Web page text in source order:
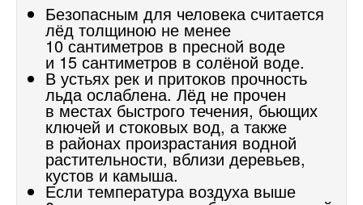
Безопасным для человека считается
лёд толщиною не менее
10 сантиметров в пресной воде
и 15 сантиметров в солёной воде.
В устьях рек и притоков прочность
льда ослаблена. Лёд не прочен
в местах быстрого течения, бьющих
ключей и стоковых вод, а также
в районах произрастания водной
растительности, вблизи деревьев,
кустов и камыша.
Если температура воздуха выше